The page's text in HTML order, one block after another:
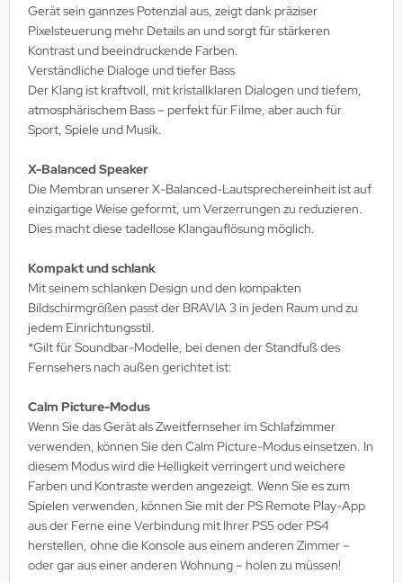
Gerät sein gannzes Potenzial aus, zeigt dank präziser
Pixelsteuerung mehr Details an und sorgt für stärkeren
Kontrast und beeindruckende Farben.
Verständliche Dialoge und tiefer Bass
Der Klang ist kraftvoll, mit kristallklaren Dialogen und tiefem,
atmosphärischem Bass – perfekt für Filme, aber auch für
Sport, Spiele und Musik.
X-Balanced Speaker
Die Membran unserer X-Balanced-Lautsprechereinheit ist auf
einzigartige Weise geformt, um Verzerrungen zu reduzieren.
Dies macht diese tadellose Klangauflösung möglich.
Kompakt und schlank
Mit seinem schlanken Design und den kompakten
Bildschirmgrößen passt der BRAVIA 3 in jeden Raum und zu
jedem Einrichtungsstil.
*Gilt für Soundbar-Modelle, bei denen der Standfuß des
Fernsehers nach außen gerichtet ist:
Calm Picture-Modus
Wenn Sie das Gerät als Zweitfernseher im Schlafzimmer
verwenden, können Sie den Calm Picture-Modus einsetzen. In
diesem Modus wird die Helligkeit verringert und weichere
Farben und Kontraste werden angezeigt. Wenn Sie es zum
Spielen verwenden, können Sie mit der PS Remote Play-App
aus der Ferne eine Verbindung mit Ihrer PS5 oder PS4
herstellen, ohne die Konsole aus einem anderen Zimmer –
oder gar aus einer anderen Wohnung – holen zu müssen!